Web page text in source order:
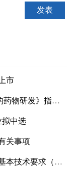
市
建议和中文翻译稿意见
拟中选
关事项
征求意见稿）》意见